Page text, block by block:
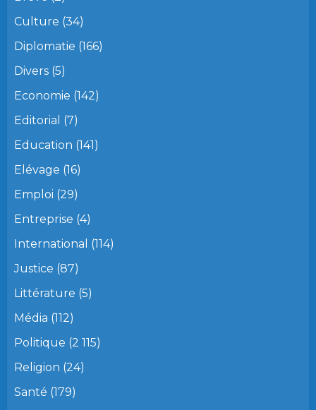
Culture (34)
Diplomatie (166)
Divers (5)
Economie (142)
Editorial (7)
Education (141)
Elévage (16)
Emploi (29)
Entreprise (4)
International (114)
Justice (87)
Littérature (5)
Média (112)
Politique (2 115)
Religion (24)
Santé (179)